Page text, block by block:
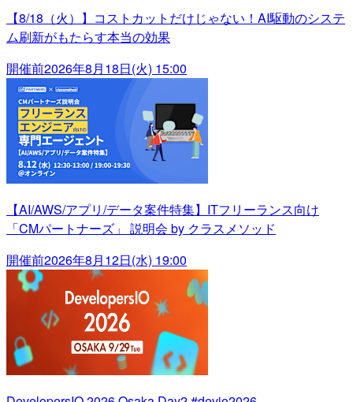
【8/18（火）】コストカットだけじゃない！AI駆動のシステ
ム刷新がもたらす本当の効果
開催前2026年8月18日(火) 15:00
【AI/AWS/アプリ/データ案件特集】ITフリーランス向け
「CMパートナーズ」 説明会 by クラスメソッド
開催前2026年8月12日(水) 19:00